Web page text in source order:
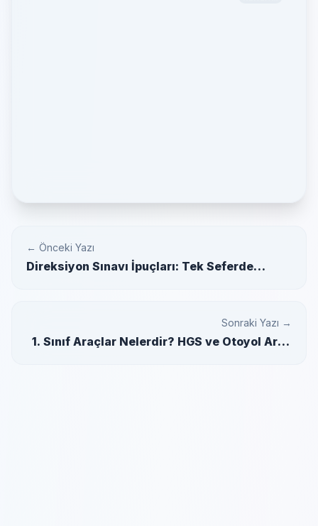
← Önceki Yazı
Direksiyon Sınavı İpuçları: Tek Seferde
Sonraki Yazı →
1. Sınıf Araçlar Nelerdir? HGS ve Otoyol Araç